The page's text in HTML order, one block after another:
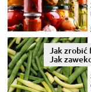
Jak zrobić
Jak